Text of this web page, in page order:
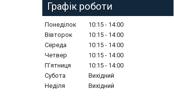
Графік роботи
Понеділок 10:15
14:00
Вівторок
10:15
14:00
Середа
10:15
14:00
Четвер
10:15
14:00
Пʼятниця
10:15
14:00
Субота
Вихідний
Неділя
Вихідний